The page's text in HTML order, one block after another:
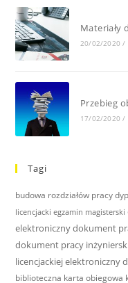
Materiały
20/02/2020 /
Przebieg
17/02/2020 /
Tagi
budowa rozdziałów pracy
licencjacki egzamin magisterski
elektroniczny dokument
dokument pracy
licencjackiejelektroniczny
biblioteczna karta obiegowa